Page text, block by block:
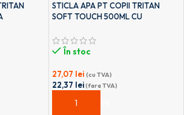
STICLA APA PT COPII TRITAN
SOFT TOUCH 500ML CU
TRANSPORT T-0108 NOKI
În stoc
27,07 lei (cu TVA)
22,37 lei(fara TVA)
ADAUGĂ ÎN COȘ